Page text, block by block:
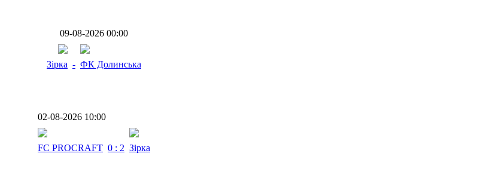
09-08-2026 00:00
Зірка - ФК Долинська
02-08-2026 10:00
FC PROCRAFT 0 : 2 Зірка